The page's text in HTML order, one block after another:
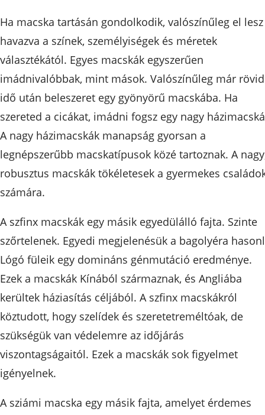
Ha macska tartásán gondolkodik, valószínűleg el lesz
havazva a színek, személyiségek és méretek
választékától. Egyes macskák egyszerűen
imádnivalóbbak, mint mások. Valószínűleg már rövid
idő után beleszeret egy gyönyörű macskába. Ha
szereted a cicákat, imádni fogsz egy nagy
A nagy házimacskák manapság gyorsan a
legnépszerűbb macskatípusok közé tartoznak. A
robusztus macskák tökéletesek a gyermekes
számára.
A szfinx macskák egy másik egyedülálló fajta. Szinte
szőrtelenek. Egyedi megjelenésük a bagolyéra
Lógó füleik egy domináns génmutáció eredménye.
Ezek a macskák Kínából származnak, és Angliába
kerültek háziasítás céljából. A szfinx macskákról
köztudott, hogy szelídek és szeretetreméltóak, de
szükségük van védelemre az időjárás
viszontagságaitól. Ezek a macskák sok figyelmet
igényelnek.
A sziámi macska egy másik fajta, amelyet érdemes